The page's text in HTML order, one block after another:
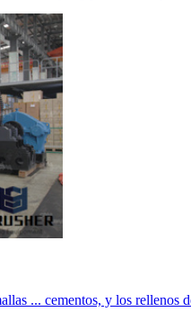
... cementos, y los